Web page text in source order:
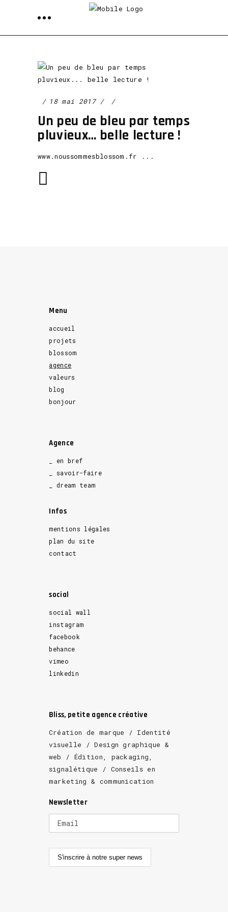
18 mai 2017
Un peu de bleu par temps
pluvieux… belle lecture !
www.noussommesblossom.fr
Menu
accueil
projets
blossom
agence
valeurs
blog
bonjour
Agence
_ en bref
_ savoir-faire
_ dream team
Infos
mentions légales
plan du site
contact
social
social wall
instagram
facebook
behance
vimeo
linkedin
Bliss, petite agence créative
Création de marque / Identité
visuelle / Design graphique &
web / Édition, packaging,
signalétique / Conseils en
marketing & communication
Newsletter